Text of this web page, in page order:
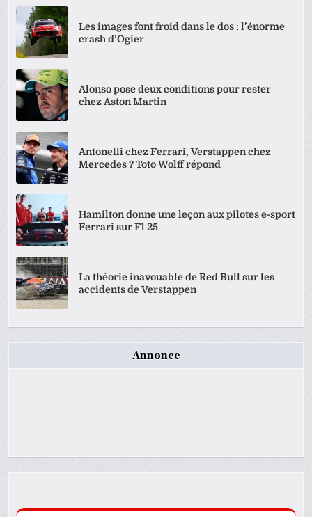
Les images font froid dans le dos : l’énorme
crash d’Ogier
Alonso pose deux conditions pour rester
chez Aston Martin
Antonelli chez Ferrari, Verstappen chez
Mercedes ? Toto Wolff répond
Hamilton donne une leçon aux pilotes e-sport
Ferrari sur F1 25
La théorie inavouable de Red Bull sur les
accidents de Verstappen
Annonce